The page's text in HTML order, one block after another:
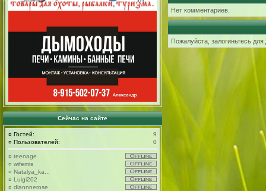
Сейчас на сайте
¤ Гостей:
9
¤ Пользователей: 0
¤ teenage
¤ wifemis
¤ Natalya_ka...
¤ Luigi202
¤ diannnerose
Нет комментариев.
Пожалуйста, залогиньтесь